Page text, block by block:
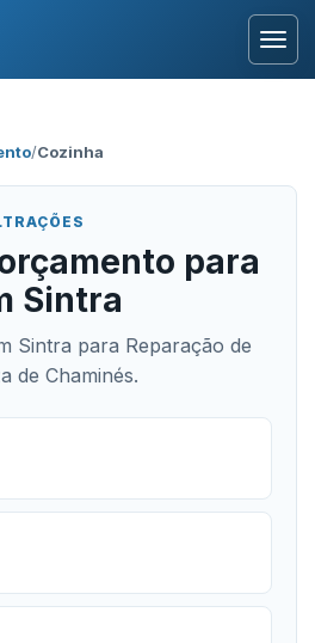
/Cozinha
para
Sintra
Sintra para Reparação de
de Chaminés.